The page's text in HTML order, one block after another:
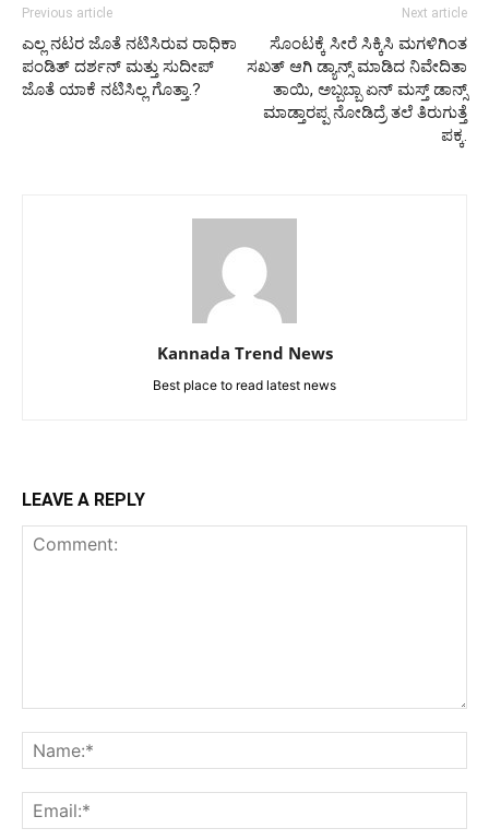
Previous article
ಎಲ್ಲ ನಟರ ಜೊತೆ ನಟಿಸಿರುವ ರಾಧಿಕಾ
ಪಂಡಿತ್ ದರ್ಶನ್ ಮತ್ತು ಸುದೀಪ್
ಜೊತೆ ಯಾಕೆ ನಟಿಸಿಲ್ಲ ಗೊತ್ತಾ.?
Next article
ಸೊಂಟಕ್ಕೆ ಸೀರೆ ಸಿಕ್ಕಿಸಿ ಮಗಳಿಗಿಂತ
ಸಖತ್ ಆಗಿ ಡ್ಯಾನ್ಸ್ ಮಾಡಿದ ನಿವೇದಿತಾ
ತಾಯಿ, ಅಬ್ಬಬ್ಬಾ ಏನ್ ಮಸ್ತ್ ಡಾನ್ಸ್
ಮಾಡ್ತಾರಪ್ಪ ನೋಡಿದ್ರೆ ತಲೆ ತಿರುಗುತ್ತೆ
ಪಕ್ಕ.
Kannada Trend News
Best place to read latest news
LEAVE A REPLY